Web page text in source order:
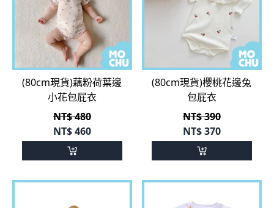
(80cm現貨)藕粉荷葉邊
小花包屁衣
NT$ 480
NT$460
(80cm現貨)櫻桃花邊兔
包屁衣
NT$ 390
NT$370